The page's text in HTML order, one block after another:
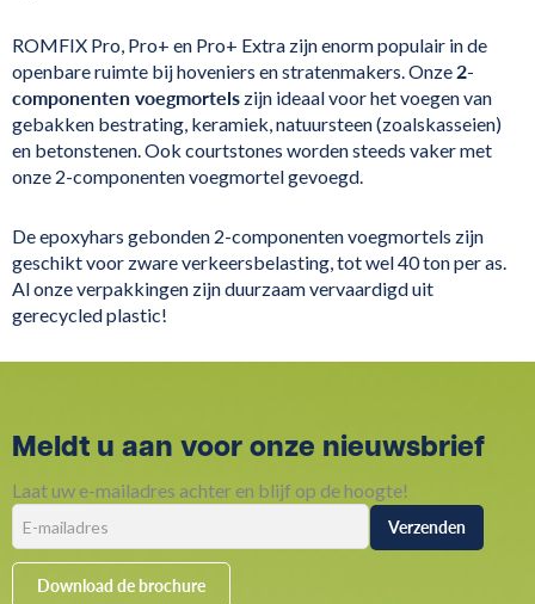
ROMFIX Pro, Pro+ en Pro+ Extra zijn enorm populair in de
openbare ruimte bij hoveniers en stratenmakers. Onze2-
componenten voegmortels zijn ideaal voor het voegen van
gebakken bestrating, keramiek, natuursteen (zoalskasseien)
en betonstenen. Ook courtstones worden steeds vaker met
onze 2-componenten voegmortel gevoegd.
De epoxyhars gebonden 2-componenten voegmortels zijn
geschikt voor zware verkeersbelasting, tot wel 40 ton per as.
Al onze verpakkingen zijn duurzaam vervaardigd uit
gerecycled plastic!
Meldt u aan voor onze nieuwsbrief
Laat uw e-mailadres achter en blijf op de hoogte!
Download de brochure